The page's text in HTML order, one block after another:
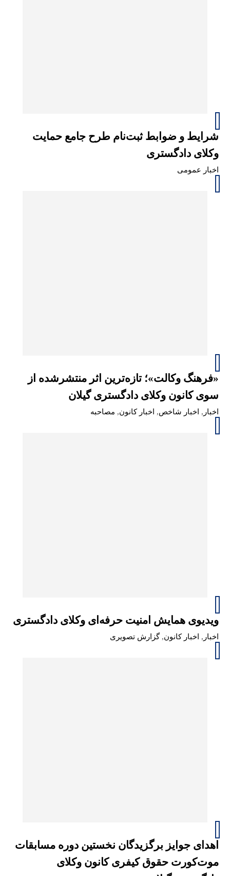
شرایط و ضوابط ثبت‌نام طرح جامع حمایت
وکلای دادگستری
اخبار عمومی
«فرهنگ وکالت»؛ تازه‌ترین اثر منتشرشده از
سوی کانون وکلای دادگستری گیلان
اخبار , اخبار شاخص, اخبار کانون, مصاحبه
ویدیوی همایش امنیت حرفه‌ای وکلای دادگستری
اخبار , اخبار کانون,گزارش تصویری
اهدای جوایز برگزیدگان نخستین دوره مسابقات
موت‌کورت حقوق کیفری کانون وکلای